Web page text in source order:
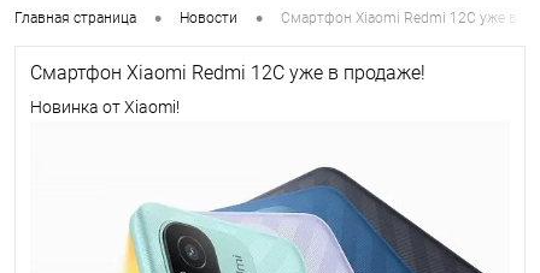
Главная страница • Новости • Cмартфон Xiaomi Redmi 12C уже в
Cмартфон Xiaomi Redmi 12C уже в продаже!
Новинка от Xiaomi!